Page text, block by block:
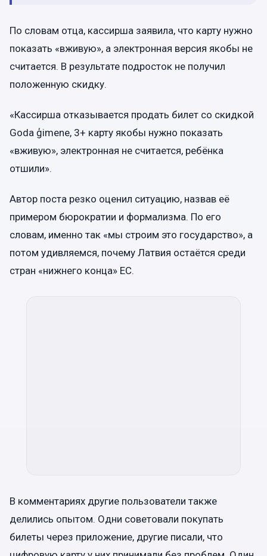
По словам отца, кассирша заявила, что карту нужно
показать «вживую», а электронная версия якобы не
считается. В результате подросток не получил
положенную скидку.
«Кассирша отказывается продать билет со скидкой
Goda ģimene, 3+ карту якобы нужно показать
«вживую», электронная не считается, ребёнка
отшили».
Автор поста резко оценил ситуацию, назвав её
примером бюрократии и формализма. По его
словам, именно так «мы строим это государство», а
потом удивляемся, почему Латвия остаётся среди
стран «нижнего конца» ЕС.
В комментариях другие пользователи также
делились опытом. Одни советовали покупать
билеты через приложение, другие писали, что